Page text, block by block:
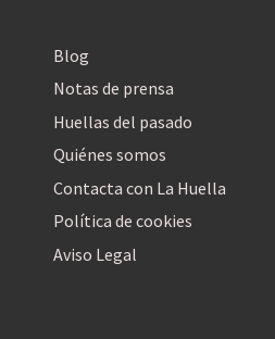
Blog
Notas de prensa
Huellas del pasado
Quiénes somos
Contacta con La Huella
Política de cookies
Aviso Legal